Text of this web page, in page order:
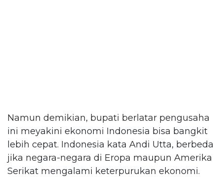
Namun demikian, bupati berlatar pengusaha
ini meyakini ekonomi Indonesia bisa bangkit
lebih cepat. Indonesia kata Andi Utta, berbeda
jika negara-negara di Eropa maupun Amerika
Serikat mengalami keterpurukan ekonomi.